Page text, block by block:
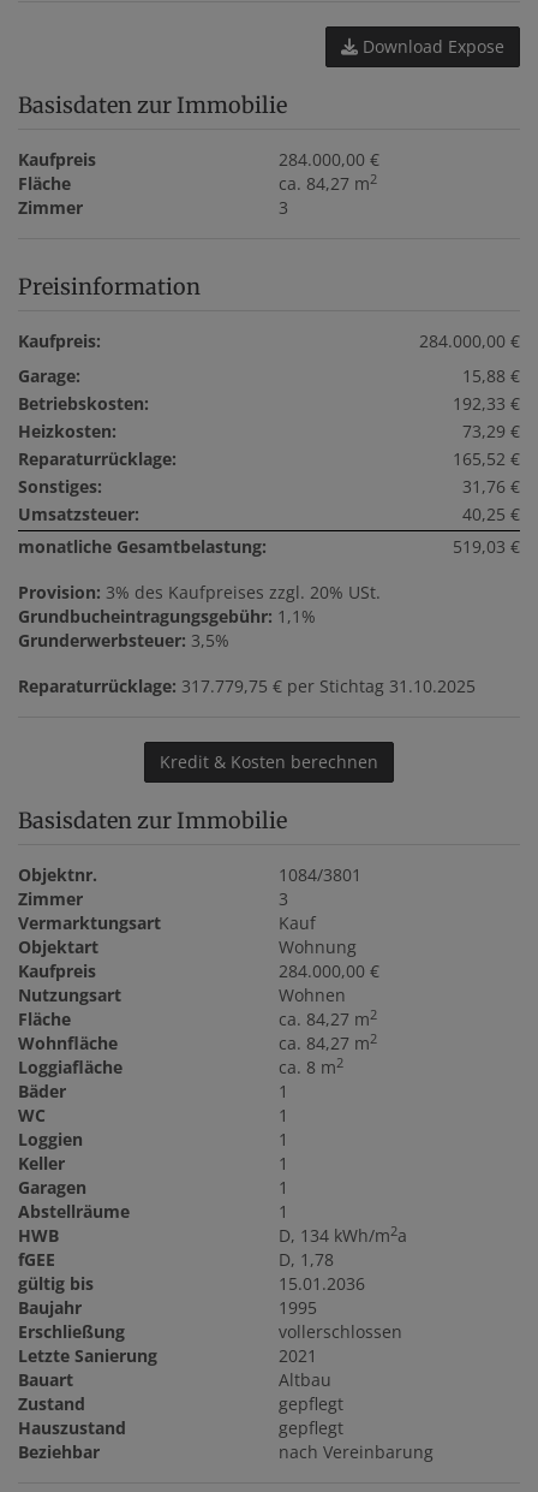
Download Expose
Basisdaten zur Immobilie
Kaufpreis
284.000,00 €
Fläche
ca. 84,27 m2
Zimmer 3
Preisinformation
Kaufpreis:
284.000,00 €
Garage:
15,88 €
Betriebskosten:
192,33 €
Heizkosten:
73,29 €
Reparaturrücklage:
165,52 €
Sonstiges:
31,76 €
Umsatzsteuer:
40,25 €
monatliche Gesamtbelastung:
519,03 €
Provision: 3% des Kaufpreises zzgl. 20% USt.
Grundbucheintragungsgebühr: 1,1%
Grunderwerbsteuer: 3,5%
Reparaturrücklage: 317.779,75 € per Stichtag 31.10.2025
Kredit & Kosten berechnen
Basisdaten zur Immobilie
Objektnr.
1084/3801
Zimmer
3
Vermarktungsart
Kauf
Objektart
Wohnung
Kaufpreis
284.000,00 €
Nutzungsart
Wohnen
Fläche
ca. 84,27 m2
Wohnfläche ca. 84,27 m2
Loggiafläche ca. 8 m2
Bäder
1
WC
1
Loggien
1
Keller
1
Garagen
1
Abstellräume
1
HWB
D, 134 kWh/m2a
fGEE
D, 1,78
gültig bis
15.01.2036
Baujahr
1995
Erschließung
vollerschlossen
Letzte Sanierung
2021
Bauart
Altbau
Zustand
gepflegt
Hauszustand
gepflegt
Beziehbar
nach Vereinbarung